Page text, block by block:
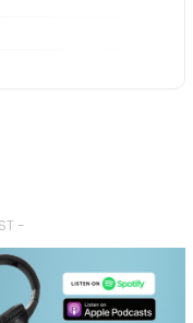
-